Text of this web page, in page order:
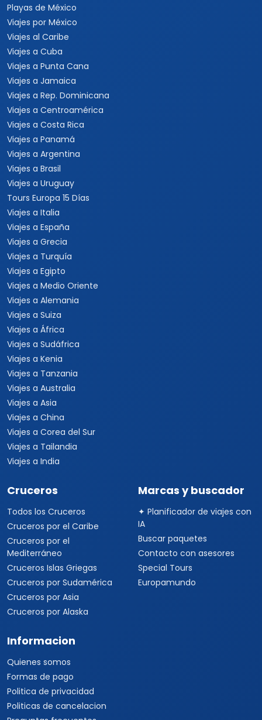
Playas de México
Viajes por México
Viajes al Caribe
Viajes a Cuba
Viajes a Punta Cana
Viajes a Jamaica
Viajes a Rep. Dominicana
Viajes a Centroamérica
Viajes a Costa Rica
Viajes a Panamá
Viajes a Argentina
Viajes a Brasil
Viajes a Uruguay
Tours Europa 15 Días
Viajes a Italia
Viajes a España
Viajes a Grecia
Viajes a Turquía
Viajes a Egipto
Viajes a Medio Oriente
Viajes a Alemania
Viajes a Suiza
Viajes a África
Viajes a Sudáfrica
Viajes a Kenia
Viajes a Tanzania
Viajes a Australia
Viajes a Asia
Viajes a China
Viajes a Corea del Sur
Viajes a Tailandia
Viajes a India
Cruceros
Todos los Cruceros
Cruceros por el Caribe
Cruceros por el
Mediterráneo
Cruceros Islas Griegas
Cruceros por Sudamérica
Cruceros por Asia
Cruceros por Alaska
Marcas y buscador
✦ Planificador de viajes con
IA
Buscar paquetes
Contacto con asesores
Special Tours
Europamundo
Informacion
Quienes somos
Formas de pago
Politica de privacidad
Politicas de cancelacion